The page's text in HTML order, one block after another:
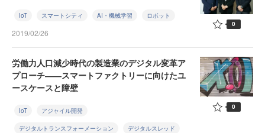
IoT スマートシティ AI・機械学習 ロボット
2019/02/26
0
労働力人口減少時代の製造業のデジタル変革ア
プローチ――スマートファクトリーに向けたユ
ースケースと障壁
IoT アジャイル開発
デジタルトランスフォーメーション デジタルスレッド
0